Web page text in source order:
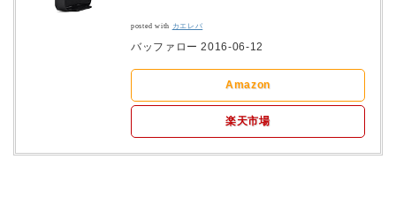
posted with カエレバ
バッファロー 2016-06-12
Amazon
楽天市場